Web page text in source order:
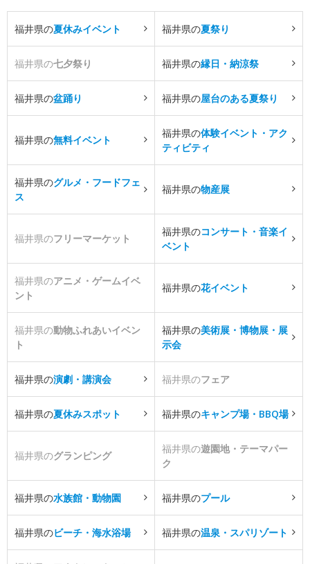
福井県の夏休みイベント 福井県の夏祭り
福井県の七夕祭り 福井県の縁日・納涼祭
福井県の盆踊り 福井県の屋台のある夏祭り
福井県の無料イベント
福井県の体験イベント・アク
ティビティ
福井県のグルメ・フードフェ
ス
福井県の物産展
福井県のフリーマーケット
福井県のコンサート・音楽イ
ベント
福井県のアニメ・ゲームイベ
ント
福井県の花イベント
福井県の動物ふれあいイベン
ト
福井県の美術展・博物展・展
示会
福井県の演劇・講演会 福井県のフェア
福井県の夏休みスポット 福井県のキャンプ場・BBQ場
福井県のグランピング
福井県の遊園地・テーマパー
ク
福井県の水族館・動物園 福井県のプール
福井県のビーチ・海水浴場 福井県の温泉・スパリゾート